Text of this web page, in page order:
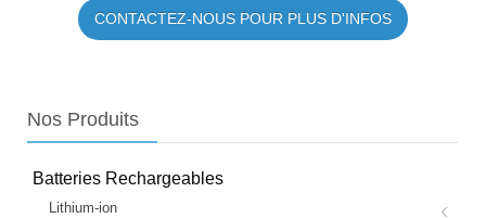
CONTACTEZ-NOUS POUR PLUS D'INFOS
Nos Produits
Batteries Rechargeables
Lithium-ion